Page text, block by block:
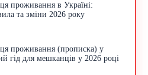
проживання в Україні:
та зміни 2026 року
проживання (прописка) у
гід для мешканців у 2026 році